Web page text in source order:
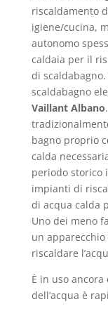
riscaldamento
igiene/cucina,
autonomo
caldaia per il
di
scaldabagno
Vaillant Albano
bagno proprio
calda
periodo storico
impianti di
di acqua calda
Uno dei meno
un apparecchio
riscaldare
È in uso
dell’acqua è